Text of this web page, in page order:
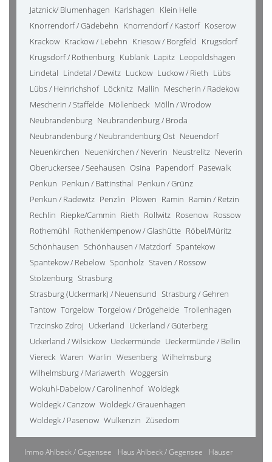
Jatznick/ Blumenhagen Karlshagen Klein Helle
Knorrendorf / Gädebehn Knorrendorf / Kastorf Koserow
Krackow Krackow / Lebehn Kriesow / Borgfeld Krugsdorf
Krugsdorf / Rothenburg Kublank Lapitz Leopoldshagen
Lindetal Lindetal / Dewitz Luckow Luckow / Rieth Lübs
Lübs / Heinrichshof Löcknitz Mallin Mescherin / Radekow
Mescherin / Staffelde Möllenbeck Mölln / Wrodow
Neubrandenburg Neubrandenburg / Broda
Neubrandenburg / Neubrandenburg Ost Neuendorf
Neuenkirchen Neuenkirchen / Neverin Neustrelitz Neverin
Oberuckersee / Seehausen Osina Papendorf Pasewalk
Penkun Penkun / Battinsthal Penkun / Grünz
Penkun / Radewitz Penzlin Plöwen Ramin Ramin / Retzin
Rechlin Riepke/Cammin Rieth Rollwitz Rosenow Rossow
Rothemühl Rothenklempenow / Glashütte Röbel/Müritz
Schönhausen Schönhausen / Matzdorf Spantekow
Spantekow / Rebelow Sponholz Staven / Rossow
Stolzenburg Strasburg
Strasburg (Uckermark) / Neuensund Strasburg / Gehren
Tantow Torgelow Torgelow / Drögeheide Trollenhagen
Trzcinsko Zdroj Uckerland Uckerland / Güterberg
Uckerland / Wilsickow Ueckermünde Ueckermünde / Bellin
Viereck Waren Warlin Wesenberg Wilhelmsburg
Wilhelmsburg / Mariawerth Woggersin
Wokuhl-Dabelow / Carolinenhof Woldegk
Woldegk / Canzow Woldegk / Grauenhagen
Woldegk / Pasenow Wulkenzin Züsedom
Immo Ahlbeck / Gegensee Haus Ahlbeck / Gegensee
Häuser